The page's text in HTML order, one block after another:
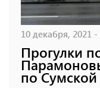
10 декабря, 2021 -
Прогулки
по Сумской